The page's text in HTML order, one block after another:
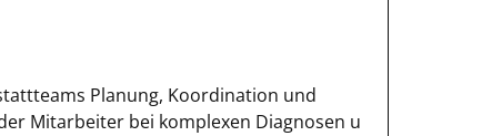
Planung, Koordination und
Mitarbeiter bei komplexen Diagnosen u